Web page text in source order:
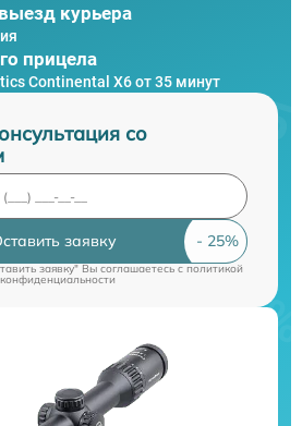
курьера
прицела
Continental X6 от 35 минут
со
заявку
заявку" Вы соглашаетесь cполитикой
конфиденциальности